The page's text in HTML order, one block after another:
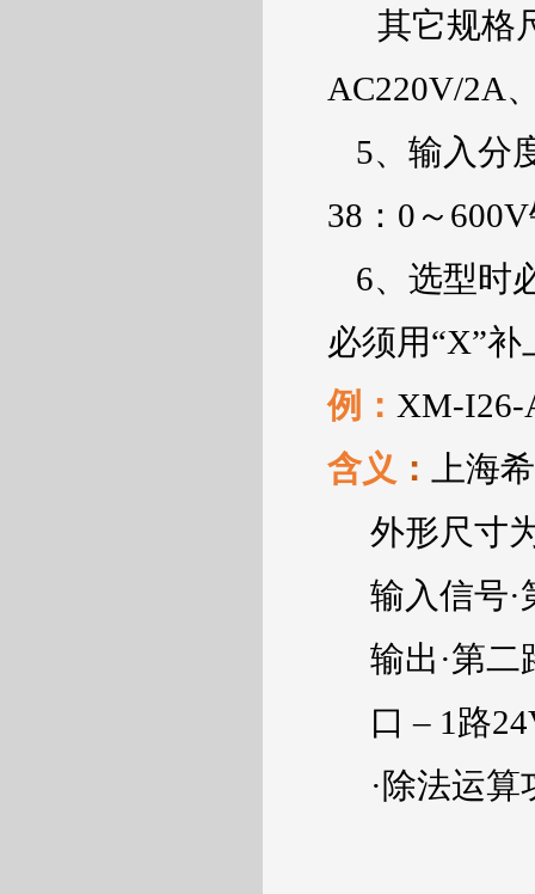
其它规格
AC220V/2A
5、输入分
38 ： 0 ～ 600V
6、选型时
必须用“X”补
例： XM-I26-
含义 ：
上海
外形尺寸
输入信号·
输出·第二
口– 1 路
·除法运算